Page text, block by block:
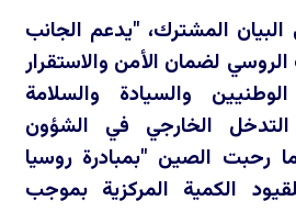
المشترك، "يدعم الجانب
لضمان الأمن والاستقرار
الوطنيين والسيادة والسلامة
التدخل الخارجي في الشؤون
رحبت الصين "بمبادرة روسيا
الكمية المركزية بموجب